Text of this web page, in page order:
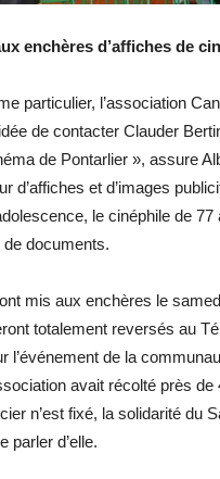
enchères d’affiches de
particulier, l’association
de contacter Clauder
de Pontarlier », assure
d’affiches et d’images
le cinéphile de
documents.
mis aux enchères le
totalement reversés au
l’événement de la
avait récolté près
n’est fixé, la solidarité du
parler d’elle.